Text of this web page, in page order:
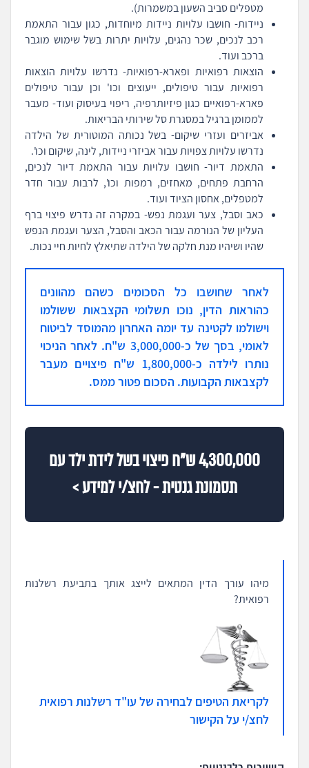
מטפלים סביב השעון במשמרות).
ניידות- חושבו עלויות ניידות מיוחדות, כגון עבור התאמת
רכב לנכים, שכר נהגים, עלויות יתרות בשל שימוש מוגבר
ברכב ועוד.
הוצאות רפואיות ופארא-רפואיות- נדרשו עלויות הוצאות
רפואיות עבור טיפולים, ייעוצים וכו' וכן עבור טיפולים
פארא-רפואיים כגון פיזיותרפיה, ריפוי בעיסוק ועוד- מעבר
לממומן ברגיל במסגרת סל שירותי הבריאות.
אביזרים ועזרי שיקום- בשל נכותה המוטורית של הילדה
נדרשו עלויות צפויות עבור אביזרי ניידות, לינה, שיקום וכו'.
התאמת דיור- חושבו עלויות עבור התאמת דיור לנכים,
הרחבת פתחים, מאחזים, רמפות וכו', לרבות עבור חדר
למטפלים, אחסון הציוד ועוד.
כאב וסבל, צער ועגמת נפש- במקרה זה נדרש פיצוי ברף
העליון של הנורמה עבור הכאב והסבל, הצער ועגמת הנפש
שהיו ושיהיו מנת חלקה של הילדה שתיאלץ לחיות חיי נכות.
לאחר שחושבו כל הסכומים כשהם מהוונים
כהוראות הדין, נוכו תשלומי הקצבאות ששולמו
וישולמו לקטינה עד יומה האחרון מהמוסד לביטוח
לאומי, בסך של כ-3,000,000 ש"ח. לאחר הניכוי
נותרו לילדה כ-1,800,000 ש"ח פיצויים מעבר
לקצבאות הקבועות. הסכום פטור ממס.
4,300,000 ש"ח פיצוי בשל לידת ילד עם
תסמונת גנטית - לחצ/י למידע >
מיהו עורך הדין המתאים לייצג אותך בתביעת רשלנות
רפואית?
לקריאת הטיפים לבחירה של עו"ד רשלנות רפואית
לחצ/י על הקישור